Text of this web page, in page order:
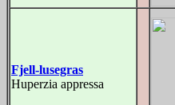
Fjell-lusegras
Huperzia appressa